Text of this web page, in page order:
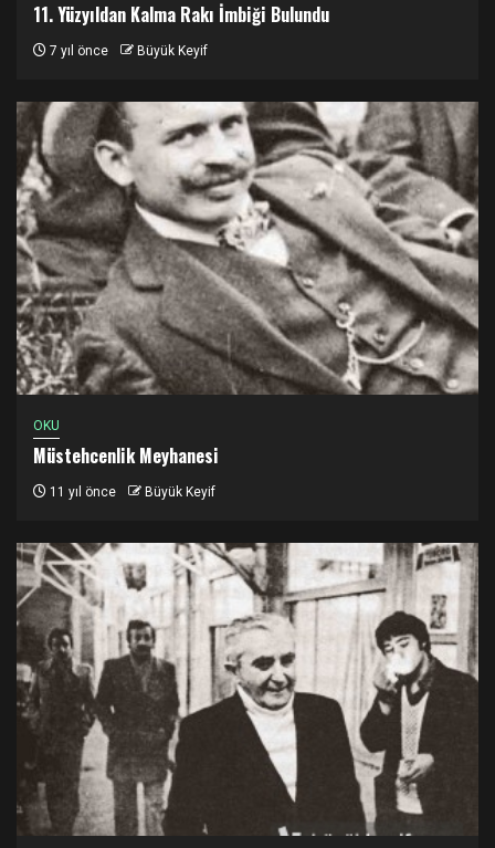
11. Yüzyıldan Kalma Rakı İmbiği Bulundu
7 yıl önce Büyük Keyif
OKU
Müstehcenlik Meyhanesi
11 yıl önce Büyük Keyif